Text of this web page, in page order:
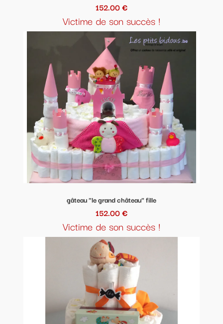
152.00 €
Victime de son succès !
gâteau "le grand château" fille
152.00 €
Victime de son succès !